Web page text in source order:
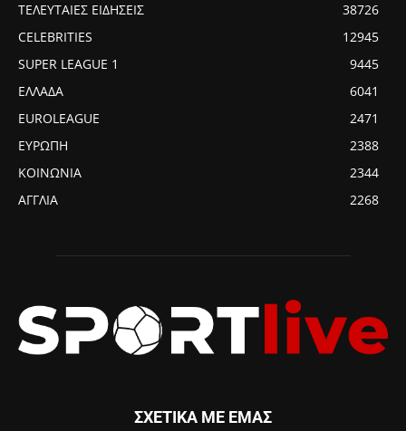
ΤΕΛΕΥΤΑΙΕΣ ΕΙΔΗΣΕΙΣ
38726
CELEBRITIES
12945
SUPER LEAGUE 1
9445
ΕΛΛΑΔΑ
6041
EUROLEAGUE
2471
ΕΥΡΩΠΗ
2388
ΚΟΙΝΩΝΙΑ
2344
ΑΓΓΛΙΑ
2268
ΣΧΕΤΙΚΑ ΜΕ ΕΜΑΣ